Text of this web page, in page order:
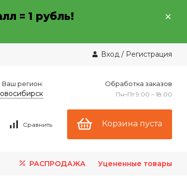
= 1 рубль!
Вход / Регистрация
Ваш регион: Обработка заказов
Пн–Пт 9:00 – 18:00
Сравнить Корзина пуста
РАСПРОДАЖА Уцененные товары